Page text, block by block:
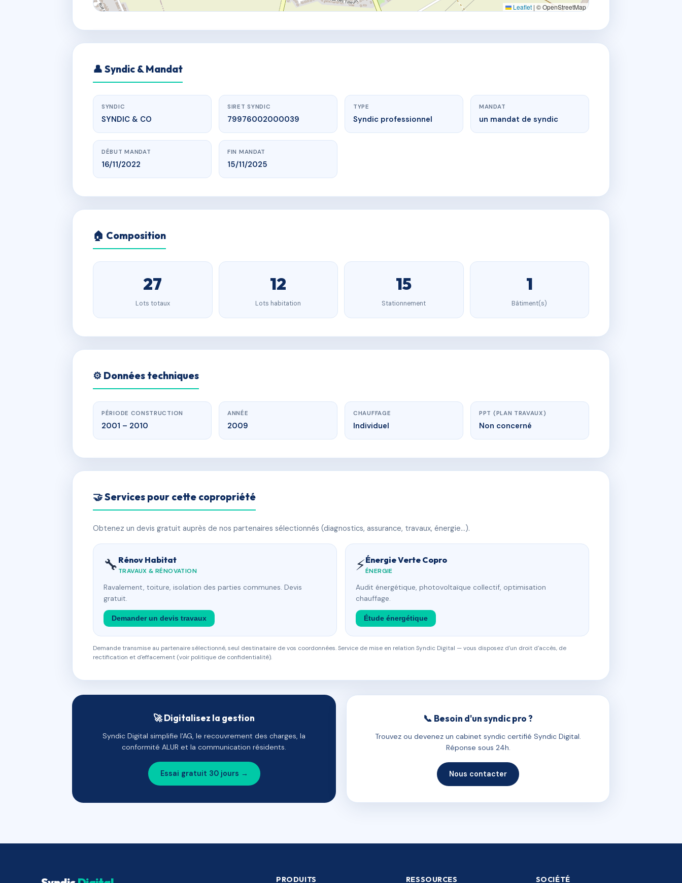
Leaflet | © OpenStreetMap
👤 Syndic & Mandat
SYNDIC
SYNDIC & CO
SIRET SYNDIC
79976002000039
TYPE
Syndic professionnel
MANDAT
un mandat de syndic
DÉBUT MANDAT
16/11/2022
FIN MANDAT
15/11/2025
🏠 Composition
27
Lots totaux
12
Lots habitation
15
Stationnement
1
Bâtiment(s)
⚙️ Données techniques
PÉRIODE CONSTRUCTION
2001 – 2010
ANNÉE
2009
CHAUFFAGE
Individuel
PPT (PLAN TRAVAUX)
Non concerné
🤝 Services pour cette copropriété
Obtenez un devis gratuit auprès de nos partenaires sélectionnés (diagnostics, assurance, travaux, énergie…).
🔧 Rénov Habitat
TRAVAUX & RÉNOVATION
Ravalement, toiture, isolation des parties communes. Devis
gratuit.
Demander un devis travaux
⚡Énergie Verte Copro
ÉNERGIE
Audit énergétique, photovoltaïque collectif, optimisation
chauffage.
Étude énergétique
Demande transmise au partenaire sélectionné, seul destinataire de vos coordonnées. Service de mise en relation Syndic Digital — vous disposez d'un droit d'accès, de
rectification et d'effacement (voir politique de confidentialité).
🚀 Digitalisez la gestion
Syndic Digital simplifie l'AG, le recouvrement des charges, la
conformité ALUR et la communication résidents.
Essai gratuit 30 jours →
📞 Besoin d'un syndic pro ?
Trouvez ou devenez un cabinet syndic certifié Syndic Digital.
Réponse sous 24h.
Nous contacter
PRODUITS RESSOURCES SOCIÉTÉ